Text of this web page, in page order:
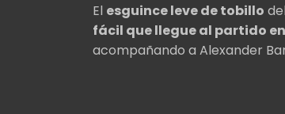
El esguince leve de tobillo
fácil que llegue al partido
acompañando a Alexander